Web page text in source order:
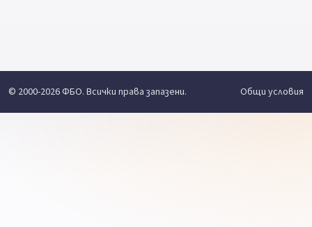
© 2000-2026 ФБО. Всички права запазени. Общи условия